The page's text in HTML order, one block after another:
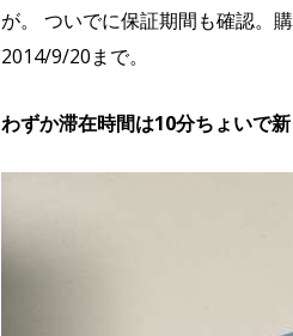
が。 ついでに保証期間も確認。
2014/9/20まで。
わずか滞在時間は10分ちょいで